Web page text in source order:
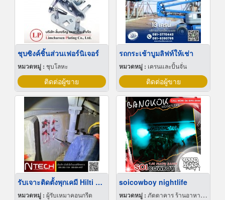
ชุบซิงค์ชิ้นส่วนเฟอร์นิเจอร์
หมวดหมู่ : ชุบโลหะ
ติดต่อผู้ขาย
รถกระเช้าบูมลิฟท์ให้เช่า
หมวดหมู่ : เครนและปั้นจั่น
ติดต่อผู้ขาย
รับเจาะติดตั้งพุกเคมี Hilti RE 500 V3
หมวดหมู่ : ผู้รับเหมาคอนกรีต
soicowboy nightlife
หมวดหมู่ : ภัตตาคาร ร้านอาหารและสวนอาหาร